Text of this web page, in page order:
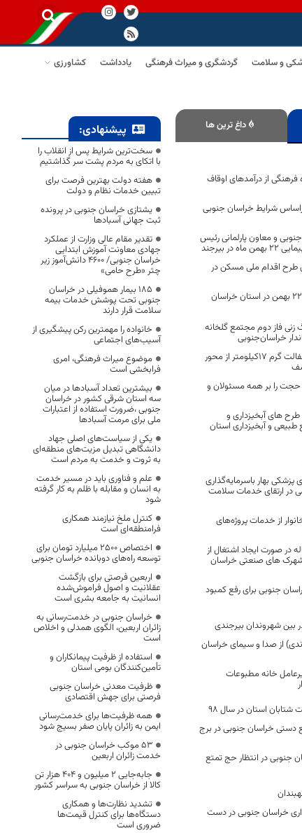
و سلامت گردشگری و میراث فرهنگی یادداشت
کشاورزی
داغ ترین ها
از درآمدهای اوقاف
شرایط خراسان جنوبی
و معاون پارلمانی رئیس
بیرجند
طرح اقدام ملی مسکن در
مسیر های راهپیمایی 22 بهمن در استان خراسان
زنی فاز دوم مجتمع گلخانه
خراسان‌جنوبی
آغاز عملیات روکش آسفالت گرم ۱۷کیلومتر از محور
حجت را بر همه مسئولان و
های آبخیزداری و
طبیعی و آبخیزداری استان
پزشکی بهار باسرمایه‌گذاری
ارتقای خدمات سلامت
535 هزار خانوار از خدمات پروژه‌های
مالیاتی 13 ساله در صورت ایجاد اشتغال از
شهرک های صنعتی خراسان
در خراسان جنوبی برای رفع کمبود
بین شهروندان بیرجندی
از صدا و سیمای خراسان
خانه مطبوعات
استان در سال 98
دستی خراسان جنوبی در برج
خراسان جنوبی در انتظار حج تمتع
خراسان جنوبی در دست
پیشنهادی:
سخت‌ترین شرایط پس از انقلاب را
با اتکای به مردم پشت سر گذاشتیم
هفته دولت بهترین فرصت برای
تبیین خدمات نظام و دولت
یشتازی خراسان جنوبی در پرونده
ثبت جهانی آسبادها
تقدیر مقام عالی وزارت از عملکرد
جهادی معاونت آموزش ابتدایی
خراسان جنوبی/ ۴۶۰۰ دانش‌آموز زیر
چتر «طرح حامی»
۱۸۵ بیمار هموفیلی در خراسان
جنوبی تحت پوشش خدمات بیمه
سلامت قرار دارند
خانواده را مهمترین رکن پیشگیری از
آسیب‌های اجتماعی
موضوع میراث فرهنگی، امری
فرابخشی است
بیشترین تعداد آسبادها در میان
سه استان شرقی کشور در خراسان
جنوبی ،ضرورت استفاده از اعتبارات
ملی برای مرمت آسبادها
یکی از سیاست‌های اصلی جهاد
دانشگاهی تبدیل مزیت‌های منطقه‌ای
به ثروت و خدمت به مردم است
علم و فناوری باید در مسیر خدمت
به انسان و مقابله با ظلم به کار گرفته
شود
کنترل ملخ نیازمند همکاری
فرامنطقه‌ای است
اختصاص 2500 میلیارد تومان برای
توسعه راه‌های دوبانده خراسان جنوبی
اربعین فرصتی برای بازگشت
عقلانیت و اصول فراموش‌شده
انسانیت به جامعه بشری است
خراسان جنوبی در خدمت‌رسانی به
زائران اربعین، الگوی همدلی و اخلاص
است
استفاده از ظرفیت پیمانکاران و
تأمین‌کنندگان بومی استان
ظرفیت معدنی خراسان جنوبی
فرصتی برای جهش اقتصادی
همه ظرفیت‌ها برای خدمت‌رسانی
ایمن به زائران پایان صفر بسیج شود
53 موکب خراسان جنوبی در
خدمت زائران اربعین
جابه‌جایی 2 میلیون و 404 هزار تن
کالا از خراسان جنوبی به سراسر کشور
تشدید نظارت‌ها و همکاری
دستگاه‌ها برای کنترل قیمت‌ها
ضروری است